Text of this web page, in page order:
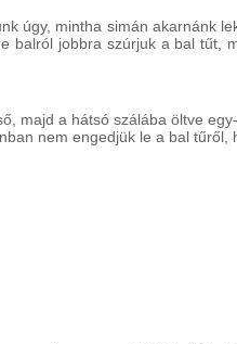
úgy, mintha simán akarnánk
balról jobbra szúrjuk a bal tűt,
majd a hátsó szálába öltve
nem engedjük le a bal